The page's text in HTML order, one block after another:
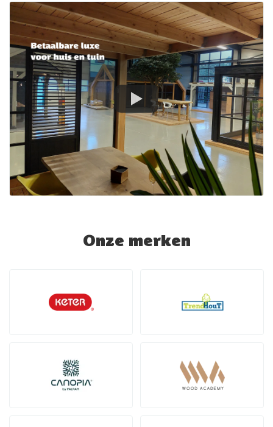
Onze merken